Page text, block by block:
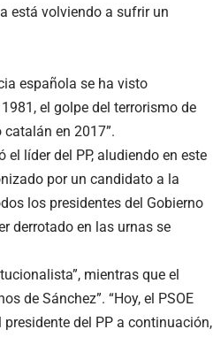
está volviendo a sufrir un
española se ha visto
el golpe del terrorismo de
en 2017”.
líder del PP, aludiendo en este
por un candidato a la
los presidentes del Gobierno
derrotado en las urnas se
mientras que el
de Sánchez”. “Hoy, el PSOE
presidente del PP a continuación,